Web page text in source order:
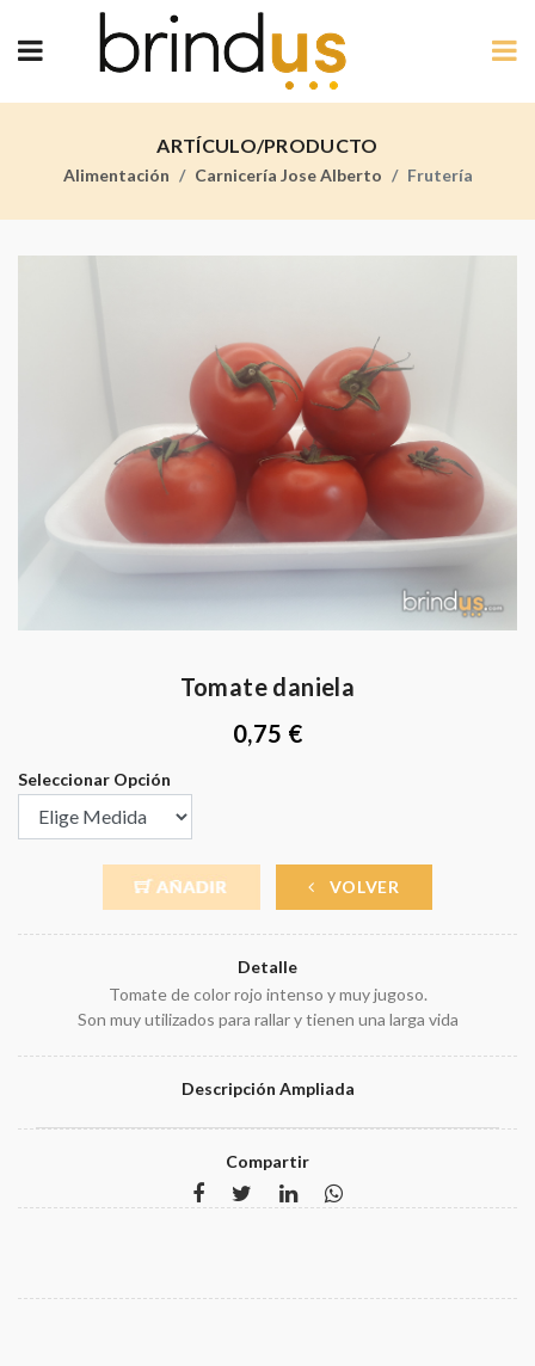
ARTÍCULO/PRODUCTO
Alimentación Carnicería Jose Alberto Frutería
Tomate daniela
0,75 €
Seleccionar Opción
VOLVER
Detalle
Tomate de color rojo intenso y muy jugoso.
Son muy utilizados para rallar y tienen una larga vida
Descripción Ampliada
Compartir